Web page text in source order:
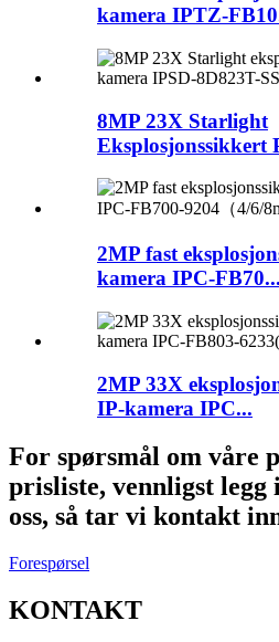
kamera IPTZ-
8MP 23X Starlight
Eksplosjonssikkert
2MP fast
kamera IPC-FB70...
2MP 33X
IP-kamera IPC...
For spørsmål om våre
prisliste, vennligst legg
oss, så tar vi kontakt
Forespørsel
KONTAKT